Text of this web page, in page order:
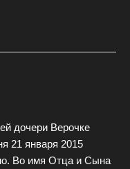
дочери Верочке
21 января 2015
Во имя Отца и Сына